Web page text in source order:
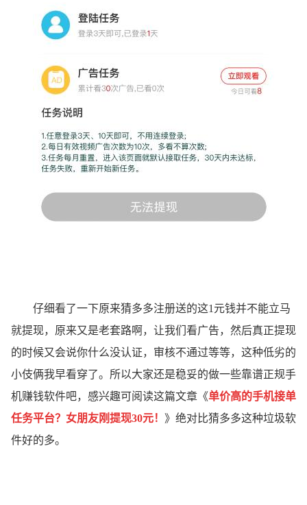
仔细看了一下原来猜多多注册送的这1元钱并不能立马
就提现，原来又是老套路啊，让我们看广告，然后真正提现
的时候又会说你什么没认证，审核不通过等等，这种低劣的
小伎俩我早看穿了。所以大家还是稳妥的做一些靠谱正规手
机赚钱软件吧，感兴趣可阅读这篇文章《单价高的手机接单
任务平台？女朋友刚提现30元！ 》绝对比猜多多这种垃圾软
件好的多。